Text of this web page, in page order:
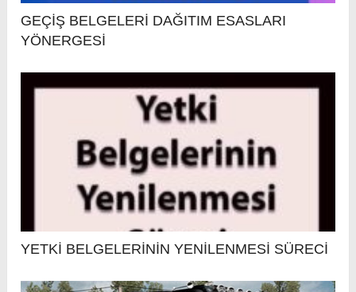
GEÇİŞ BELGELERİ DAĞITIM ESASLARI
YÖNERGESİ
YETKİ BELGELERİNİN YENİLENMESİ SÜRECİ